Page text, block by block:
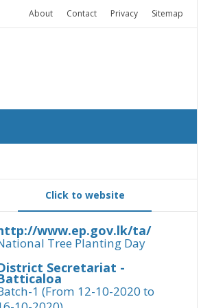
About Contact Privacy Sitemap
Click to website
www.ep.gov.lk/ta/
Tree Planting Day
Secretariat -
1 (From 12-10-2020 to